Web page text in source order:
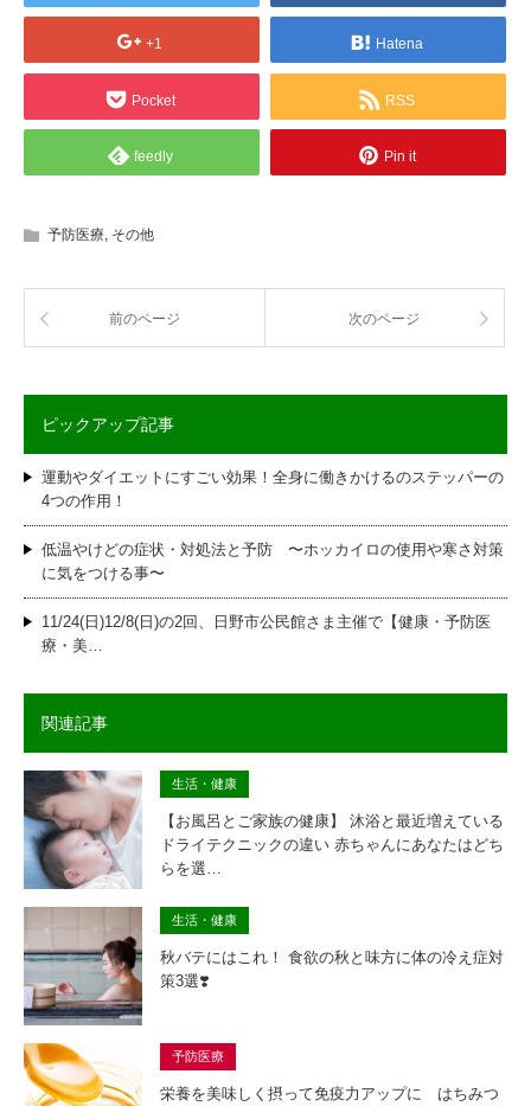
+1 Hatena
Pocket RSS
feedly Pin it
予防医療 その他
前のページ 次のページ
ピックアップ記事
運動やダイエットにすごい効果！全身に働きかけるのステッパーの
4つの作用！
低温やけどの症状・対処法と予防 〜ホッカイロの使用や寒さ対策
に気をつける事〜
11/24(日)12/8(日)の2回、日野市公民館さま主催で【健康・予防医
療・美…
関連記事
生活・健康
【お風呂とご家族の健康】 沐浴と最近増えている
ドライテクニックの違い 赤ちゃんにあなたはどち
らを選…
生活・健康
秋バテにはこれ！ 食欲の秋と味方に体の冷え症対
策3選❣️
予防医療
栄養を美味しく摂って免疫力アップに はちみつ